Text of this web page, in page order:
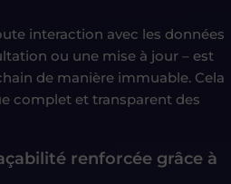
interaction avec les données
ou une mise à jour – est
de manière immuable. Cela
complet et transparent des
renforcée grâce à